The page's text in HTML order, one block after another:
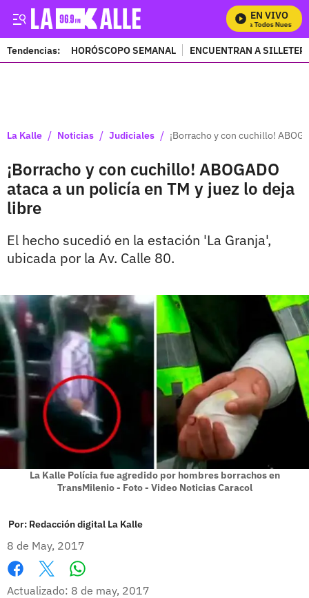
EN VIVO
Mira Todos Nuestros
Tendencias: HORÓSCOPO SEMANAL ENCUENTRAN A
La Kalle / Noticias / Judiciales / ¡Borracho y con cuchillo!
¡Borracho y con cuchillo! ABOGADO
ataca a un policía en TM y juez lo deja
libre
El hecho sucedió en la estación 'La Granja',
ubicada por la Av. Calle 80.
La Kalle Polícia fue agredido por hombres borrachos en
TransMilenio - Foto - Video Noticias Caracol
Por: Redacción digital La Kalle
8 de May, 2017
Facebook
X
Actualizado: 8 de may, 2017